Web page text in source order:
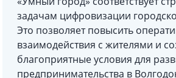
задачам цифровизации
Это позволяет повысить
взаимодействия с жителями и
благоприятные условия для
предпринимательства в